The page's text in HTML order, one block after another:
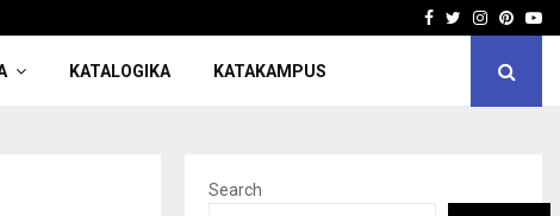
Facebook
Twitter
KATALOGIKA KATAKAMPUS
Search